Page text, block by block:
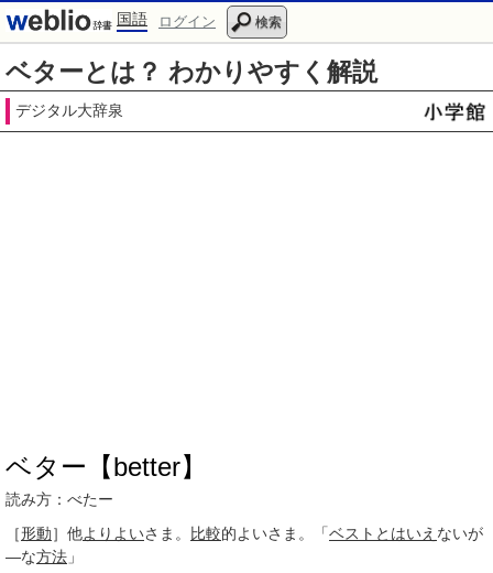
国語 ログイン 検索
ベターとは？ わかりやすく解説
デジタル大辞泉
ベター【better】
読み方：べたー
［形動］ 他よりよいさま。 比較的よいさま。「ベスト とはいえ ないが
―な方法 」